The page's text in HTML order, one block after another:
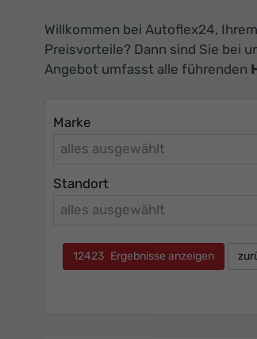
Willkommen bei Autoflex24,
Preisvorteile? Dann sind Sie bei
Angebot umfasst alle führenden
Marke
alles ausgewählt
Standort
alles ausgewählt
12423 Ergebnisse anzeigen